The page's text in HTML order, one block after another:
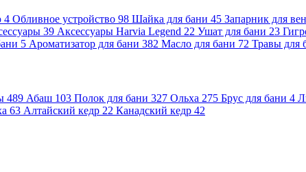
4 Обливное устройство 98 Шайка для бани 45 Запарник для
39 Аксессуары Harvia Legend 22 Ушат для бани 23
5 Ароматизатор для бани 382 Масло для бани 72 Травы для
489 Абаш 103 Полок для бани 327 Ольха 275 Брус для бани 4
63 Алтайский кедр 22 Канадский кедр 42